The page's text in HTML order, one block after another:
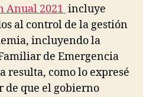
Anual 2021 incluye
al control de la gestión
incluyendo la
de Emergencia
resulta, como lo expresé
de que el gobierno